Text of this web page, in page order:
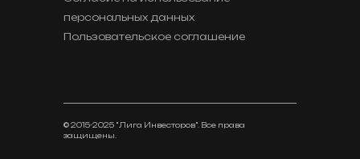
© 2015-2025 "Лига Инвесторов". Все права
защищены.
персональных данных
Пользовательское соглашение